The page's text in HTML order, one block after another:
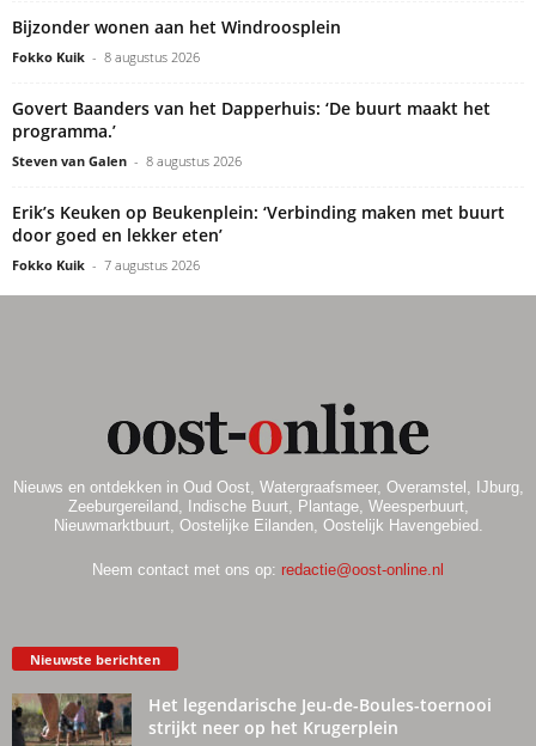
Bijzonder wonen aan het Windroosplein
Fokko Kuik - 8 augustus 2026
Govert Baanders van het Dapperhuis: ‘De buurt maakt het
programma.’
Steven van Galen - 8 augustus 2026
Erik’s Keuken op Beukenplein: ‘Verbinding maken met buurt
door goed en lekker eten’
Fokko Kuik - 7 augustus 2026
Nieuws en ontdekken in Oud Oost, Watergraafsmeer, Overamstel, IJburg,
Zeeburgereiland, Indische Buurt, Plantage, Weesperbuurt,
Nieuwmarktbuurt, Oostelijke Eilanden, Oostelijk Havengebied.
Neem contact met ons op: redactie@oost-online.nl
Nieuwste berichten
Het legendarische Jeu-de-Boules-toernooi
strijkt neer op het Krugerplein